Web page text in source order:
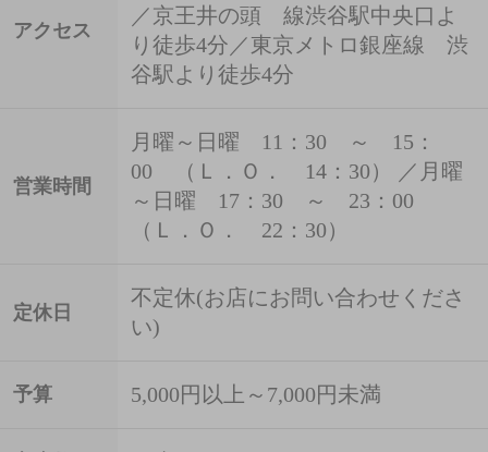
アクセス
／京王井の頭 線渋谷駅中央口よ
り徒歩4分／東京メトロ銀座線 渋
谷駅より徒歩4分
営業時間
月曜～日曜 11：30 ～ 15：
00 （Ｌ．Ｏ． 14：30） ／月曜
～日曜 17：30 ～ 23：00
（Ｌ．Ｏ． 22：30）
定休日
不定休(お店にお問い合わせくださ
い)
予算 5,000円以上～7,000円未満